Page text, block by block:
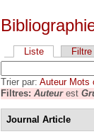
Liste Filtre
Trier par: Auteur Mots
Filtres: Auteurest
Journal Article